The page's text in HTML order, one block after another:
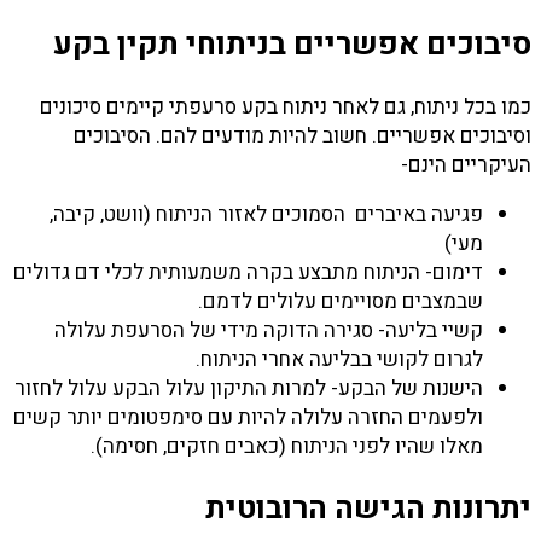
סיבוכים אפשריים בניתוחי תקין בקע
כמו בכל ניתוח, גם לאחר ניתוח בקע סרעפתי קיימים סיכונים
וסיבוכים אפשריים. חשוב להיות מודעים להם. הסיבוכים
העיקריים הינם-
פגיעה באיברים הסמוכים לאזור הניתוח (וושט, קיבה,
מעי)
דימום- הניתוח מתבצע בקרה משמעותית לכלי דם גדולים
שבמצבים מסויימים עלולים לדמם.
קשיי בליעה- סגירה הדוקה מידי של הסרעפת עלולה
לגרום לקושי בבליעה אחרי הניתוח.
הישנות של הבקע- למרות התיקון עלול הבקע עלול לחזור
ולפעמים החזרה עלולה להיות עם סימפטומים יותר קשים
מאלו שהיו לפני הניתוח (כאבים חזקים, חסימה).
יתרונות הגישה הרובוטית